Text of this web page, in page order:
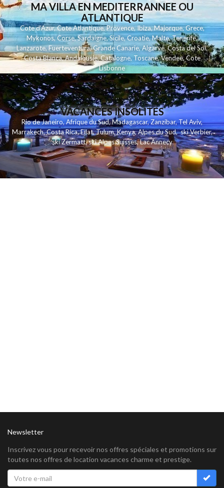
MA VILLA EN MEDITERRANNEE OU
ATLANTIQUE
Cote d'Azur,Cote Atlantique,Provence,Ibiza,Majorque,Grece,
Mykonos,Corse,Sardaigne,Sicile,Croatie,Malte,Tenerife,
Lanzarote,Fuerteventura,Grande Canarie,Algarve,Costa del Sol,
Costa Blanca,Andalousie,Catalogne,Toscane,Vendee,Cote
Lisbonne
VACANCES INSOLITES
Rio de Janeiro,Afrique du Sud,Madagascar,Zanzibar,Tel Aviv,
Marrakech,Costa Rica,Eilat,Tulum,Kenya,Alpes du Sud,ski Verbier,
ski Zermatt,ski Alpes Suisses,Lac Annecy
Newsletter
Inscrivez vous pour recevoir nos offres spéciales et promotions sur
toutes nos offres de location vacances charme et prestige.